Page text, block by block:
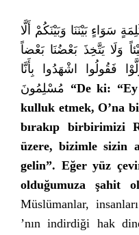
سَوَاءٍ بَيْنَنَا وَبَيْنَكُمْ أَلَّا
وَلَا يَتَّخِذَ بَعْضُنَا بَعْضاً
فَقُولُوا اشْهَدُوا بِأَنَّا
“De ki:
kulluk etmek, O’na
bırakıp birbirimizi
üzere, bizimle sizin
gelin”. Eğer yüz
olduğumuza şahit
Müslümanlar,
’nın indirdiği hak